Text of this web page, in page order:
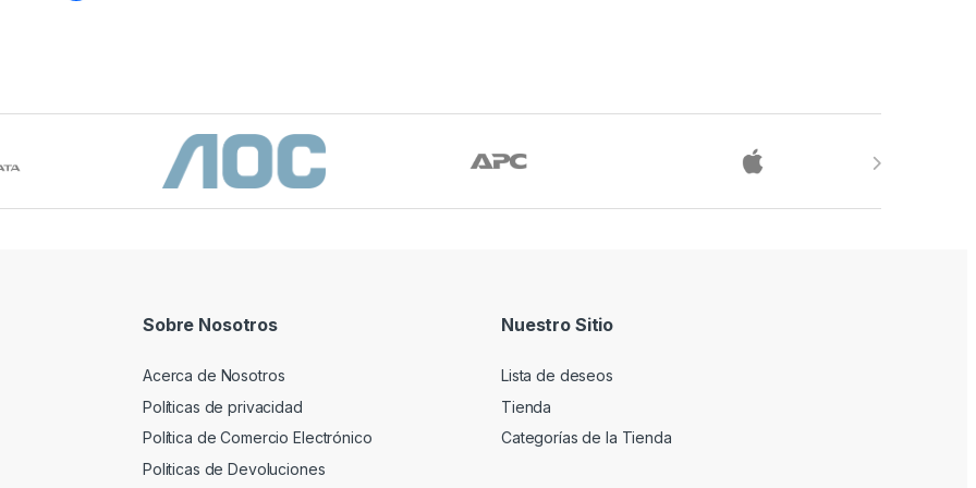
Sobre Nosotros
Acerca de Nosotros
Políticas de privacidad
Política de Comercio Electrónico
Politicas de Devoluciones
Nuestro Sitio
Lista de deseos
Tienda
Categorías de la Tienda